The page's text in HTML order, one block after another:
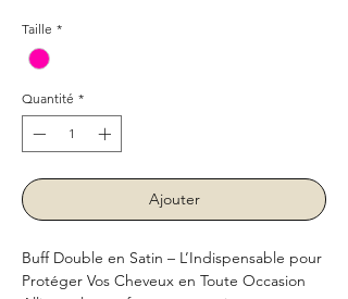
Taille *
Quantité *
Ajouter
Buff Double en Satin – L’Indispensable pour
Protéger Vos Cheveux en Toute Occasion